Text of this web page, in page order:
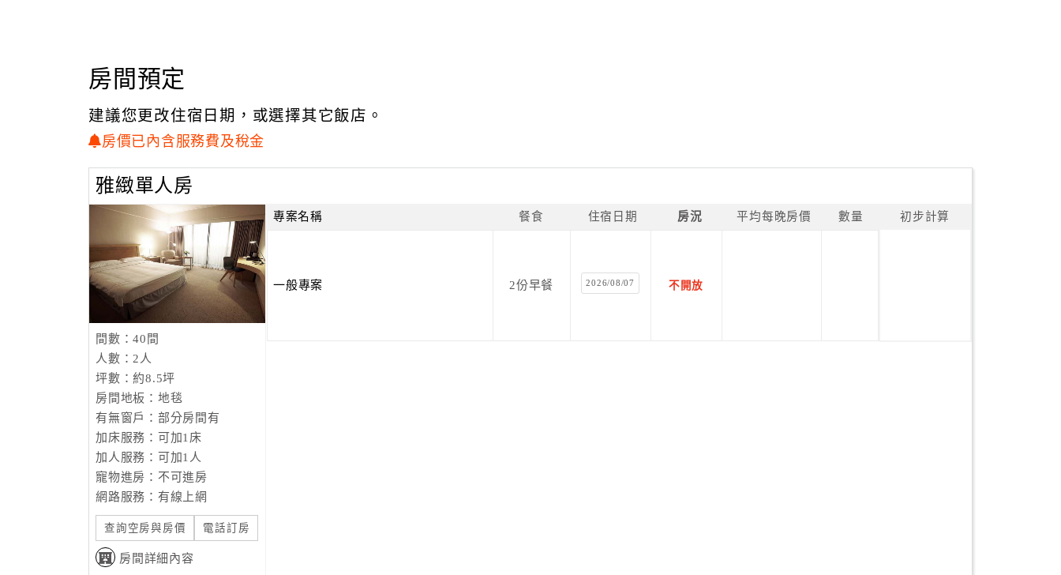
房間預定
建議您更改住宿日期，或選擇其它飯店。
房價已內含服務費及稅金
雅緻單人房
間數：40間
人數：2人
坪數：約8.5坪
房間地板：地毯
有無窗戶：部分房間有
加床服務：可加1床
加人服務：可加1人
寵物進房：不可進房
網路服務：有線上網
查詢空房與房價 電話訂房
房間詳細內容
專案名稱 餐食 住宿日期 房況 平均每晚房價 數量 初步計算
一般專案 2份早餐 2026/08/07 不開放